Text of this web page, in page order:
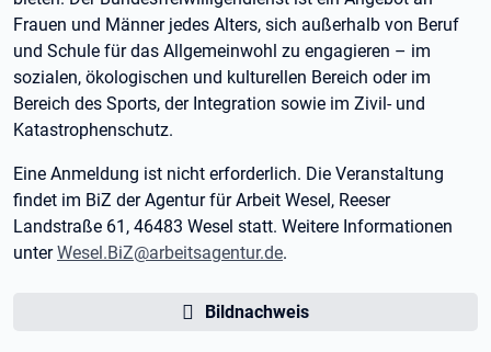
Frauen und Männer jedes Alters, sich außerhalb von Beruf
und Schule für das Allgemeinwohl zu engagieren – im
sozialen, ökologischen und kulturellen Bereich oder im
Bereich des Sports, der Integration sowie im Zivil- und
Katastrophenschutz.
Eine Anmeldung ist nicht erforderlich. Die Veranstaltung
findet im BiZ der Agentur für Arbeit Wesel, Reeser
Landstraße 61, 46483 Wesel statt. Weitere Informationen
unterWesel.BiZ@arbeitsagentur.de.
Bildnachweis